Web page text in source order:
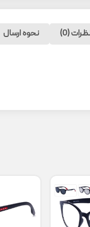
(0) نحوه ارسال